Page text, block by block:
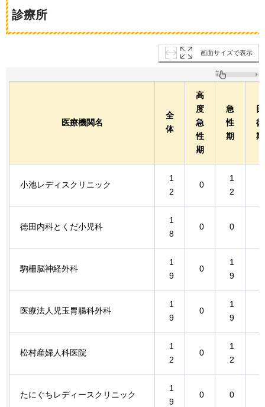
診療所
画面サイズで表示
医療機関名
全
体
高
度
急
性
期
急
性
期
回
復
期
小池レディスクリニック
1
2
0
1
2
徳田内科とくだ小児科
1
8
0 0
駒柵脳神経外科
1
9
0
1
9
医療法人児玉胃腸科外科
1
9
0
1
9
松村産婦人科医院
1
2
0
1
2
たにぐちレディースクリニック
1
9
0 0